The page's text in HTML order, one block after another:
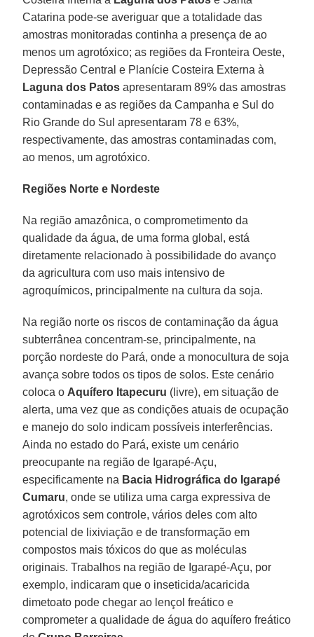
Catarina pode-se averiguar que a totalidade das
amostras monitoradas continha a presença de ao
menos um agrotóxico; as regiões da Fronteira Oeste,
Depressão Central e Planície Costeira Externa à
Laguna dos Patos apresentaram 89% das amostras
contaminadas e as regiões da Campanha e Sul do
Rio Grande do Sul apresentaram 78 e 63%,
respectivamente, das amostras contaminadas com,
ao menos, um agrotóxico.
Regiões Norte e Nordeste
Na região amazônica, o comprometimento da
qualidade da água, de uma forma global, está
diretamente relacionado à possibilidade do avanço
da agricultura com uso mais intensivo de
agroquímicos, principalmente na cultura da soja.
Na região norte os riscos de contaminação da água
subterrânea concentram-se, principalmente, na
porção nordeste do Pará, onde a monocultura de soja
avança sobre todos os tipos de solos. Este cenário
coloca o Aquífero Itapecuru (livre), em situação de
alerta, uma vez que as condições atuais de ocupação
e manejo do solo indicam possíveis interferências.
Ainda no estado do Pará, existe um cenário
preocupante na região de Igarapé-Açu,
especificamente na Bacia Hidrográfica do Igarapé
Cumaru, onde se utiliza uma carga expressiva de
agrotóxicos sem controle, vários deles com alto
potencial de lixiviação e de transformação em
compostos mais tóxicos do que as moléculas
originais. Trabalhos na região de Igarapé-Açu, por
exemplo, indicaram que o inseticida/acaricida
dimetoato pode chegar ao lençol freático e
comprometer a qualidade de água do aquífero freático